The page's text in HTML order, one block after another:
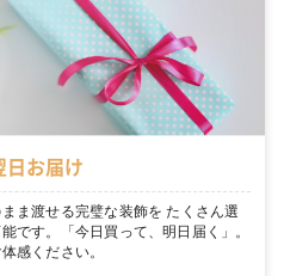
日お届け
ま渡せる完璧な装飾を たくさん選
です。「今日買って、明日届く」。
感ください。